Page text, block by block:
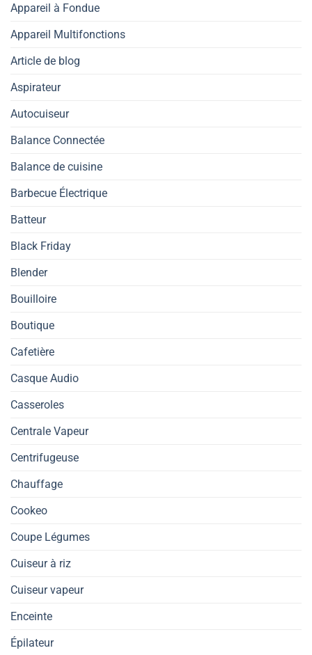
Appareil à Fondue
Appareil Multifonctions
Article de blog
Aspirateur
Autocuiseur
Balance Connectée
Balance de cuisine
Barbecue Électrique
Batteur
Black Friday
Blender
Bouilloire
Boutique
Cafetière
Casque Audio
Casseroles
Centrale Vapeur
Centrifugeuse
Chauffage
Cookeo
Coupe Légumes
Cuiseur à riz
Cuiseur vapeur
Enceinte
Épilateur